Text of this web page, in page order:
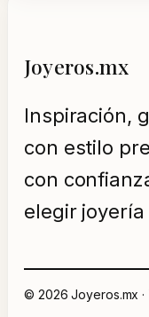
Joyeros.mx
Inspiración,
con estilo
con
elegir
© 2026 Joyeros.mx